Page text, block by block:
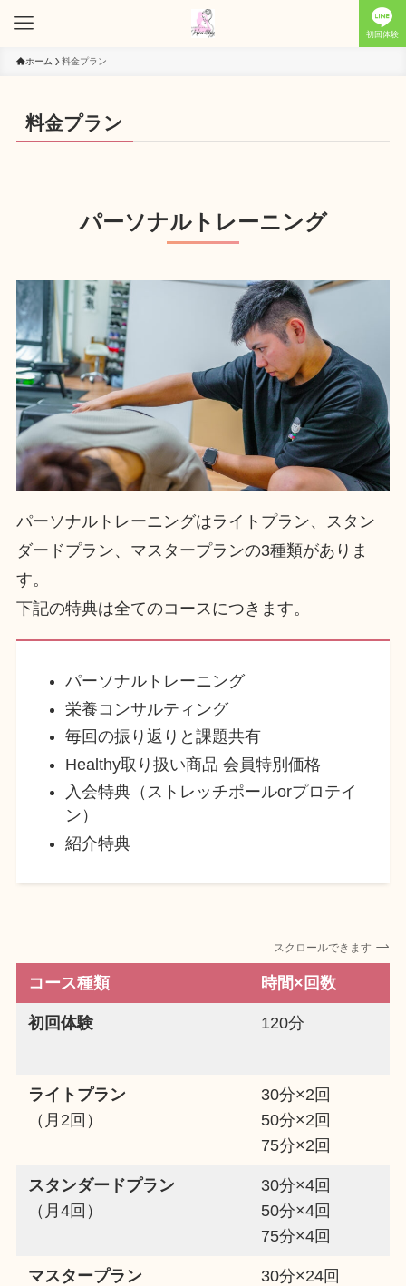
初回体験
ホーム 料金プラン
料金プラン
パーソナルトレーニング
パーソナルトレーニングはライトプラン、スタン
ダードプラン、マスタープランの3種類がありま
す。
下記の特典は全てのコースにつきます。
パーソナルトレーニング
栄養コンサルティング
毎回の振り返りと課題共有
Healthy取り扱い商品 会員特別価格
入会特典（ストレッチポールorプロテイ
ン）
紹介特典
スクロールできます
コース種類 時間×回数
初回体験 120分
ライトプラン
（月2回）
30分×2回
50分×2回
75分×2回
スタンダードプラン
（月4回）
30分×4回
50分×4回
75分×4回
マスタープラン
30分×24回